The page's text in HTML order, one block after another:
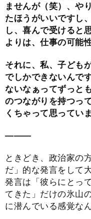
ませんが（笑）、や
たほうがいいですし
し、喜んで受けると
よりは、仕事の可能
それに、私、子ども
でしかできないんで
ないなぁってずっと
のつながりを持つっ
くちゃって思っていま
―――
ときどき、政治家の
だ」的な発言をして
発言は「彼らにとっ
てきた」だけの氷山
に潜んでいる感覚な